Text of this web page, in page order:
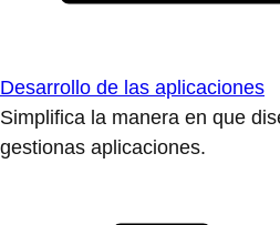
Desarrollo de las aplicaciones
Simplifica la manera en que
gestionas aplicaciones.